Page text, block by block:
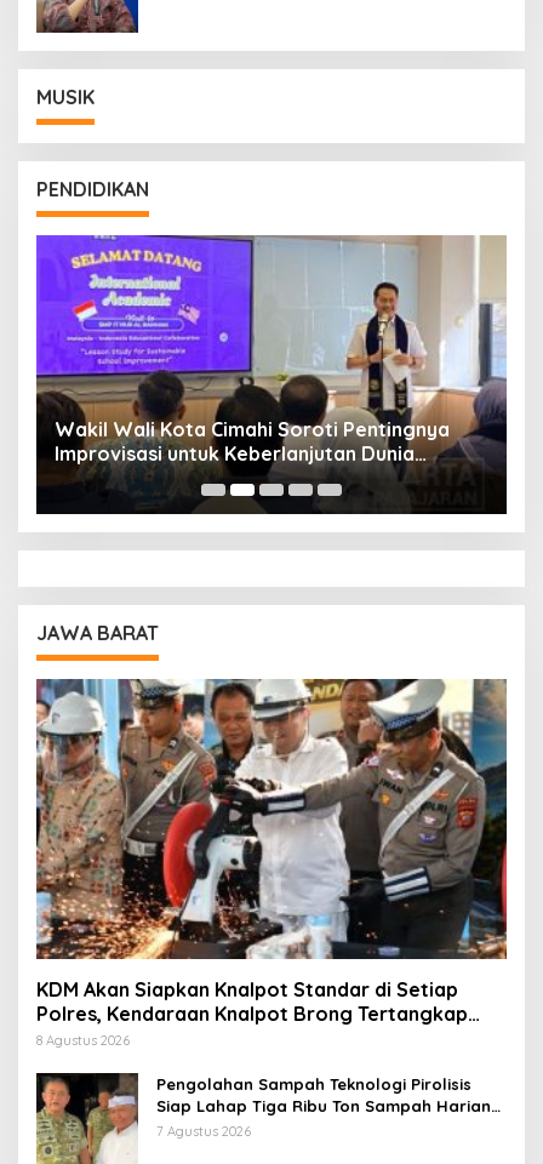
MUSIK
PENDIDIKAN
Wakil Wali Kota Cimahi Soroti Pentingnya
Improvisasi untuk Keberlanjutan Dunia
Pendidikan
JAWA BARAT
KDM Akan Siapkan Knalpot Standar di Setiap
Polres, Kendaraan Knalpot Brong Tertangkap
Langsung Ganti
8 Agustus 2026
Pengolahan Sampah Teknologi Pirolisis
Siap Lahap Tiga Ribu Ton Sampah Harian
Jawa Barat
7 Agustus 2026